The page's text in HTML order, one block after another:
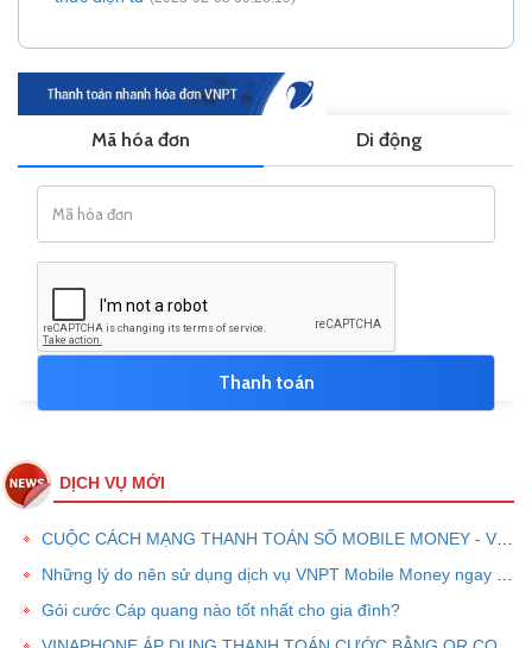
DỊCH VỤ MỚI
Gói cước Cáp quang nào tốt nhất cho gia đình?